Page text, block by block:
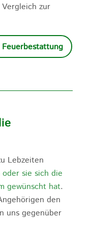
zur
Lebzeiten
sie sich die
gewünscht hat.
den
uns gegenüber